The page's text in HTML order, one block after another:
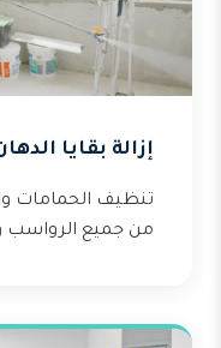
إزالة بقايا
تنظيف الحمامات
من جميع الرواسب